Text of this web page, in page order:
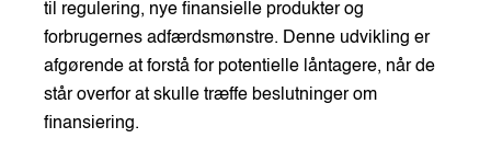
til regulering, nye finansielle produkter og
forbrugernes adfærdsmønstre. Denne udvikling er
afgørende at forstå for potentielle låntagere, når de
står overfor at skulle træffe beslutninger om
finansiering.